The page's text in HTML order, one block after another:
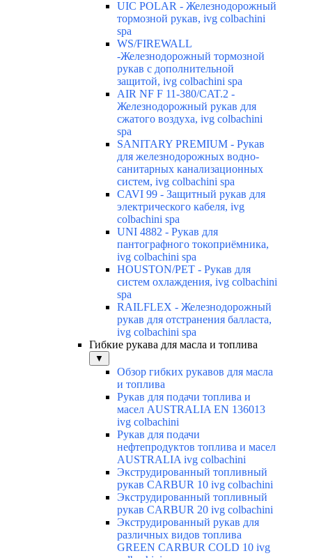
UIC POLAR - Железнодорожный
тормозной рукав, ivg colbachini
spa
WS/FIREWALL
-Железнодорожный тормозной
рукав с дополнительной
защитой, ivg colbachini spa
AIR NF F 11-380/CAT.2 -
Железнодорожный рукав для
сжатого воздуха, ivg colbachini
spa
SANITARY PREMIUM - Рукав
для железнодорожных водно-
санитарных канализационных
систем, ivg colbachini spa
CAVI 99 - Защитный рукав для
электрического кабеля, ivg
colbachini spa
UNI 4882 - Рукав для
пантографного токоприёмника,
ivg colbachini spa
HOUSTON/PET - Рукав для
систем охлаждения, ivg colbachini
spa
RAILFLEX - Железнодорожный
рукав для отстранения балласта,
ivg colbachini spa
Гибкие рукава для масла и топлива
▼
Обзор гибких рукавов для масла
и топлива
Рукав для подачи топлива и
масел AUSTRALIA EN 136013
ivg colbachini
Рукав для подачи
нефтепродуктов топлива и масел
AUSTRALIA ivg colbachini
Экструдированный топливный
рукав CARBUR 10 ivg colbachini
Экструдированный топливный
рукав CARBUR 20 ivg colbachini
Экструдированный рукав для
различных видов топлива
GREEN CARBUR COLD 10 ivg